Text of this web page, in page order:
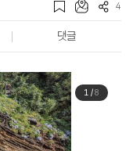
4
댓글
1/8